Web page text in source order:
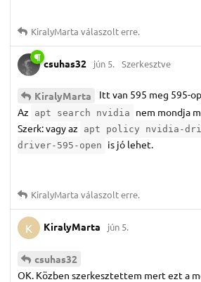
KiralyMarta válaszolt erre.
csuhas32 jún 5. Szerkesztve
KiralyMarta
Itt van 595 meg 595-
Az
apt search nvidia
nem mondja
Szerk: vagy az
apt policy nvidia-
driver-595-open
is jó lehet.
KiralyMarta válaszolt erre.
K KiralyMarta jún 5.
csuhas32
OK. Közben szerkesztettem mert ezt a